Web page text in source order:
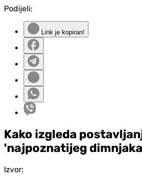
Podijeli:
Link je kopiran!
Kako izgleda
'najpoznatijeg
Izvor: